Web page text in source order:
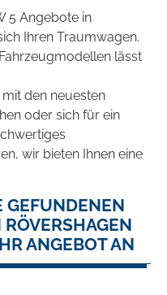
5 Angebote in
Ihren Traumwagen.
lässt
den neuesten
oder sich für ein
wir bieten Ihnen eine
GEFUNDENEN
ANGEBOT AN